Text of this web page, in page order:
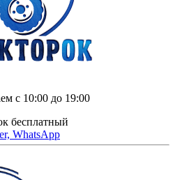
с 10:00 до 19:00
бесплатный
WhatsApp